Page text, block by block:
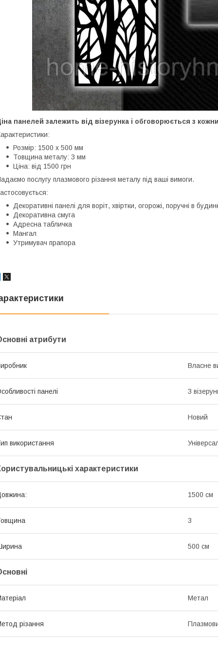
панелей залежить від візерунка і обговорюється з
Розмір: 1500 х 500 мм
Товщина металу: 3 мм
Ціна: від 1500 грн
послугу плазмового різання металу під ваші вимоги.
Декоративні панелі для воріт, хвіртки, огорожі, поручні в
Декоративна смуга
Адресна табличка
Мангал
Утримувач прапора
атрибути
Власне
панелі З
Новий
використання
характеристики
1500 см
3
500 см
Метал
різання